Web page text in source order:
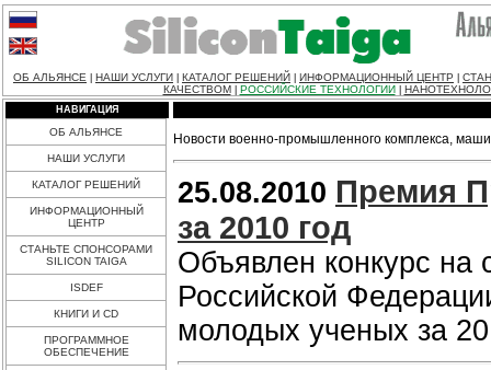
ОБ АЛЬЯНСЕ НАШИ УСЛУГИ КАТАЛОГ РЕШЕНИЙ ИНФОРМАЦИОННЫЙ ЦЕНТР
КАЧЕСТВОМ
РОССИЙСКИЕ ТЕХНОЛОГИИ
НАВИГАЦИЯ
ОБ АЛЬЯНСЕ
НАШИ УСЛУГИ
КАТАЛОГ РЕШЕНИЙ
ИНФОРМАЦИОННЫЙ
ЦЕНТР
СТАНЬТЕ СПОНСОРАМИ
SILICON TAIGA
ISDEF
КНИГИ И CD
ПРОГРАММНОЕ
ОБЕСПЕЧЕНИЕ
Новости военно-промышленного комплекса,
25.08.2010 Премия
за 2010 год
Объявлен конкурс на
Российской
молодых ученых за